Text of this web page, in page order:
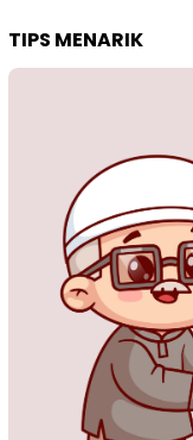
TIPS MENARIK